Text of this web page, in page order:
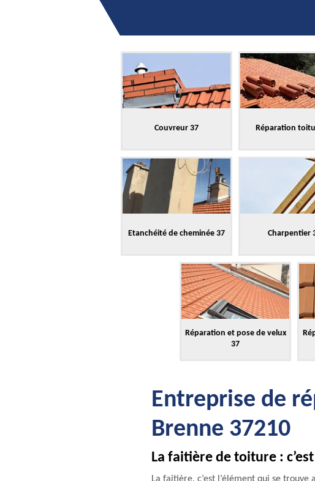
Couvreur 37 Réparation
Etanchéité de cheminée 37 Charpentier
Réparation et pose de velux
37
Entreprise de
Brenne 37210
La faitière de toiture :